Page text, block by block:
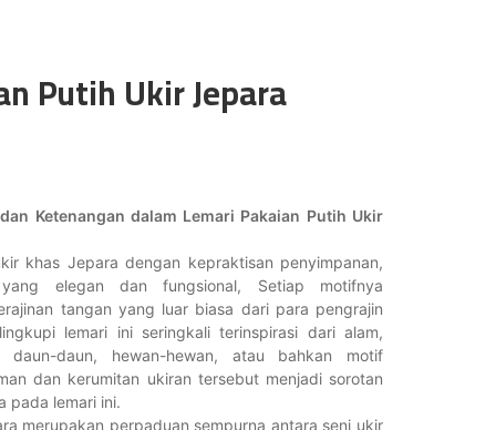
Putih Ukir Jepara
Ketenangan dalam Lemari Pakaian Putih Ukir
khas Jepara dengan kepraktisan penyimpanan,
elegan dan fungsional, Setiap motifnya
tangan yang luar biasa dari para pengrajin
lemari ini seringkali terinspirasi dari alam,
daun-daun, hewan-hewan, atau bahkan motif
dan kerumitan ukiran tersebut menjadi sorotan
pada lemari ini.
merupakan perpaduan sempurna antara seni ukir